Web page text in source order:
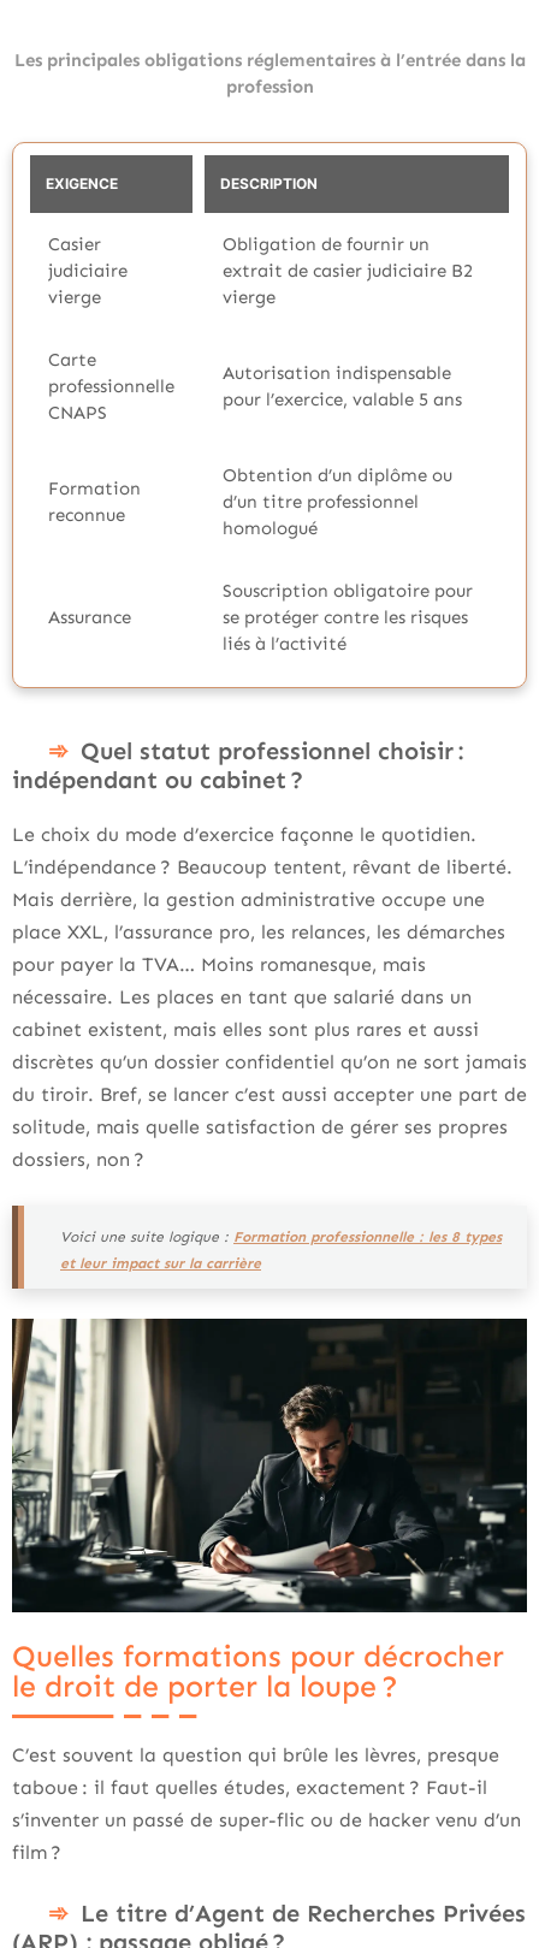
Les principales obligations réglementaires à l’entrée dans la
profession
EXIGENCE DESCRIPTION
Casier
judiciaire
vierge
Obligation de fournir un
extrait de casier judiciaire B2
vierge
Carte
professionnelle
CNAPS
Autorisation indispensable
pour l’exercice, valable 5 ans
Formation
reconnue
Obtention d’un diplôme ou
d’un titre professionnel
homologué
Assurance
Souscription obligatoire pour
se protéger contre les risques
liés à l’activité
Quel statut professionnel choisir :
indépendant ou cabinet ?
Le choix du mode d’exercice façonne le quotidien.
L’indépendance ? Beaucoup tentent, rêvant de liberté.
Mais derrière, la gestion administrative occupe une
place XXL, l’assurance pro, les relances, les démarches
pour payer la TVA… Moins romanesque, mais
nécessaire. Les places en tant que salarié dans un
cabinet existent, mais elles sont plus rares et aussi
discrètes qu’un dossier confidentiel qu’on ne sort jamais
du tiroir. Bref, se lancer c’est aussi accepter une part de
solitude, mais quelle satisfaction de gérer ses propres
dossiers, non ?
Voici une suite logique : Formation professionnelle : les 8 types
et leur impact sur la carrière
Quelles formations pour décrocher
le droit de porter la loupe ?
C’est souvent la question qui brûle les lèvres, presque
taboue : il faut quelles études, exactement ? Faut-il
s’inventer un passé de super-flic ou de hacker venu d’un
film ?
Le titre d’Agent de Recherches Privées